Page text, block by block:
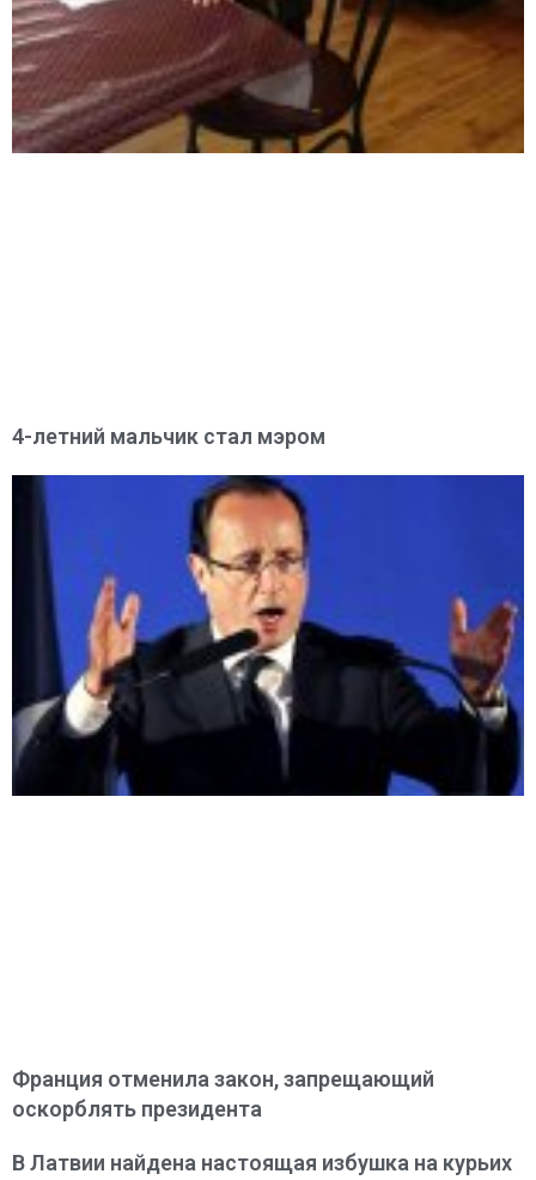
4-летний мальчик стал мэром
Франция отменила закон, запрещающий
оскорблять президента
В Латвии найдена настоящая избушка на курьих